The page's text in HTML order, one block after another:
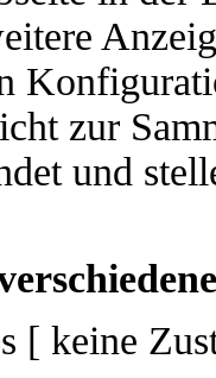
zur
und
[ keine